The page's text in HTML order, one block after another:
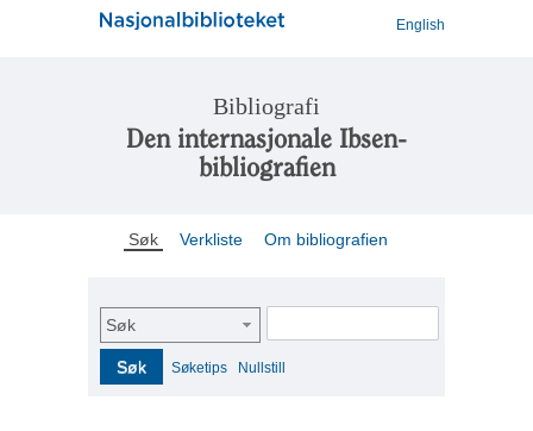
English
Bibliografi
Den internasjonale Ibsen-
bibliografien
Søk Verkliste Om bibliografien
Søk
Søk Søketips Nullstill